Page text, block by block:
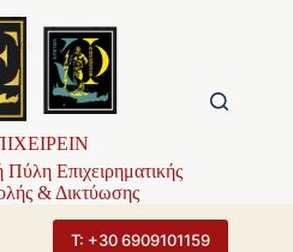
Επιχειρηματικής
& Δικτύωσης
Τ: +30 6909101159